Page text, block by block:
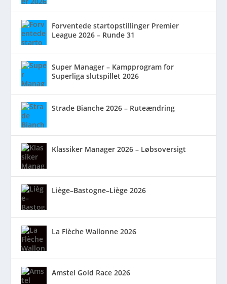
Forventede startopstillinger Premier
League 2026 – Runde 31
Super Manager – Kampprogram for
Superliga slutspillet 2026
Strade Bianche 2026 – Ruteændring
Klassiker Manager 2026 – Løbsoversigt
Liège–Bastogne–Liège 2026
La Flèche Wallonne 2026
Amstel Gold Race 2026